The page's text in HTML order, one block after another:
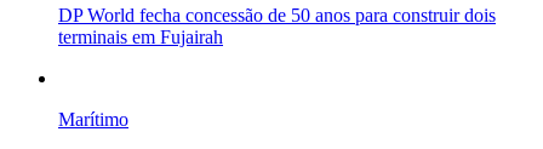
DP World fecha concessão de 50 anos para construir dois
terminais em Fujairah
Marítimo